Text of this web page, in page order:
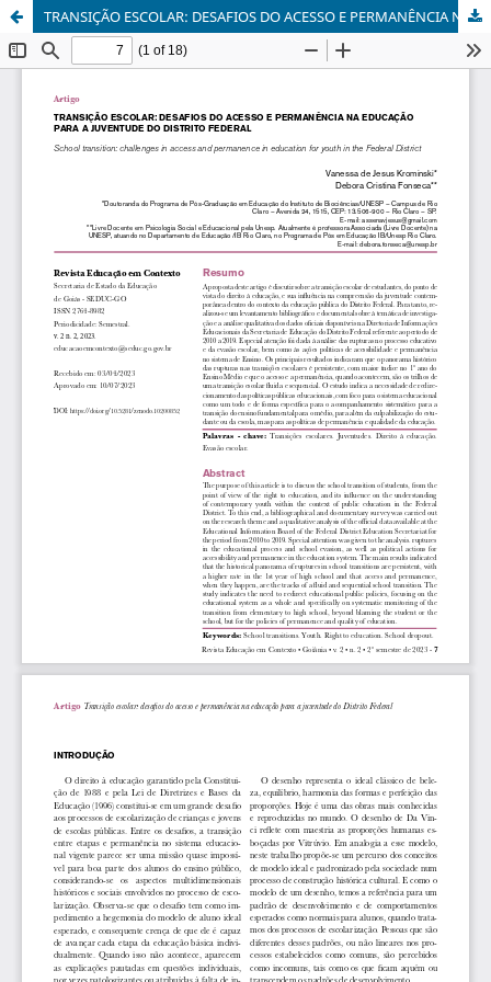
TRANSIÇÃO ESCOLAR: DESAFIOS DO ACESSO E PERMANÊNCIA NA EDUCAÇÃO PARA A JUVENTUDE DO DISTRITO FEDERAL.